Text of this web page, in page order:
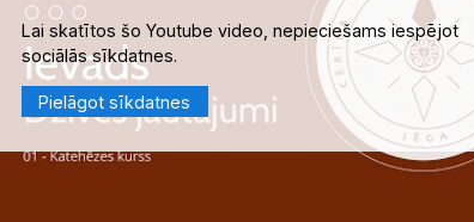
Lai skatītos šo Youtube video, nepieciešams iespējot
sociālās sīkdatnes.
Pielāgot sīkdatnes